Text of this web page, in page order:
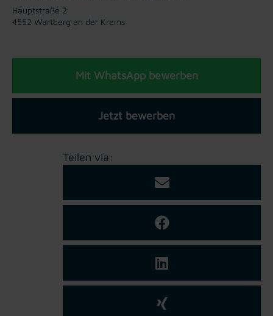
Hauptstraße 2
4552 Wartberg an der Krems
Mit WhatsApp bewerben
Jetzt bewerben
Teilen via: